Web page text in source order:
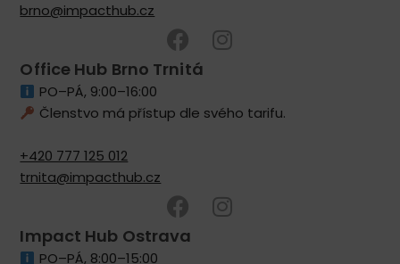
brno@impacthub.cz
Office Hub Brno Trnitá
PO–PÁ, 9:00–16:00
Členstvo má přístup dle svého tarifu.
+420 777 125 012
trnita@impacthub.cz
Impact Hub Ostrava
PO–PÁ, 8:00–15:00